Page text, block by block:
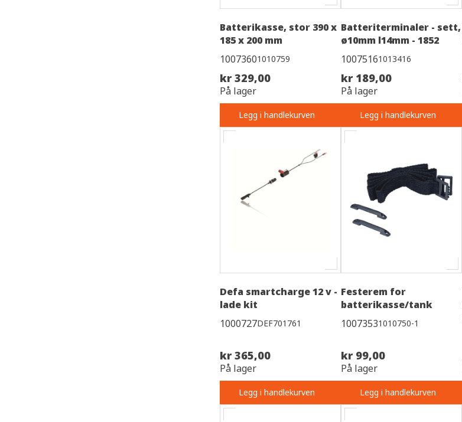
Batterikasse, stor 390 x
185 x 200 mm
10073601010759
kr 329,00
På lager
Legg i handlekurven
Batteriterminaler - sett,
ø10mm l14mm - 1852
10075161013416
kr 189,00
På lager
Legg i handlekurven
Defa smartcharge 12 v -
lade kit
1000727DEF701761
kr 365,00
På lager
Legg i handlekurven
Festerem for
batterikasse/tank
10073531010750-1
kr 99,00
På lager
Legg i handlekurven